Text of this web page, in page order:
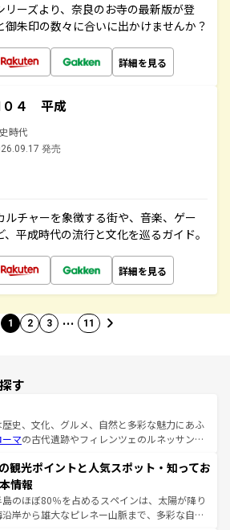
ーズより、奈良のお寺の最新版が登
朱印の数々に合いに出かけませんか？
詳細を見る
０４ 平成
時代
発売
ルチャーを象徴する街や、音楽、ゲー
平成時代の流行と文化を巡るガイド。
詳細を見る
1 2 3 … 11
す
史、文化、グルメ、自然と多彩な魅力にあふ
ーマの古代遺跡やフィレンツェのルネッサンス
カーナの美しい田園風景やアマルフィ海岸の絶
景観も見逃せない。観光の合間には、本場の
タなど、絶品のイタリア料理を堪能することも
覚めてから夜眠るまで、すべての瞬間を楽し
観光ポイントと人気スポット・知ってお
情報
のほぼ80％を占めるスペインは、太陽が降り
岸から雄大なピレネー山脈まで、多彩な自然